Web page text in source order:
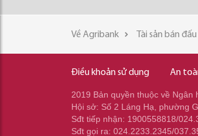
Về Agribank Tài sản bán
Điều khoản sử dụng An
2019 Bản quyền thuộc về Ngân
Hội sở: Số 2 Láng Hạ, phường
Sđt tiếp nhận: 1900558818/
Sđt gọi ra: 024.2233.2345/